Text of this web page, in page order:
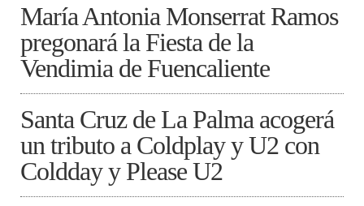
María Antonia Monserrat Ramos
pregonará la Fiesta de la
Vendimia de Fuencaliente
Santa Cruz de La Palma acogerá
un tributo a Coldplay y U2 con
Coldday y Please U2